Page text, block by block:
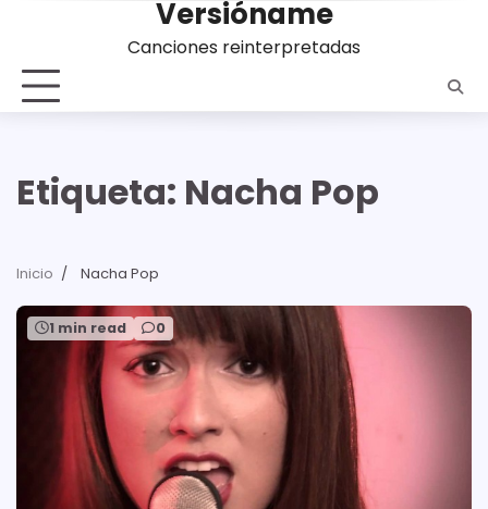
contenido
Versióname
Canciones reinterpretadas
Etiqueta: Nacha Pop
Inicio Nacha Pop
1 min read 0